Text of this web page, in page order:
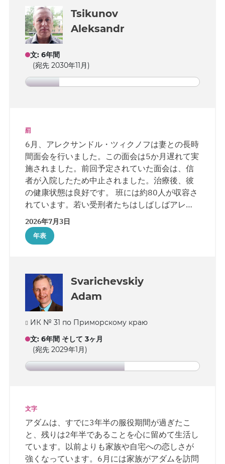
Tsikunov
Aleksandr
文: 6年間
(宛先 2030年11月)
罰
6月、アレクサンドル・ツィクノフは妻との長時
間面会を行いました。この面会は5か月遅れて実
施されました。前回予定されていた面会は、信
者が入院したため中止されました。治療後、彼
の健康状態は良好です。 班には約80人が収容さ
れています。若い受刑者たちはしばしばアレク
サンドルを「祖父」と呼び、年齢への敬意を表
しています。 信者の個人用聖書は依然として返
却されていません。 アレクサンドルの妻によれ
ています。彼らは定期的にアレクサンドルの様
子を気にかけ、挨拶や温かい言葉を伝えていま
す。
2026年7月3日
年表
Svarichevskiy
Adam
ИК № 31 по Приморскому краю
文: 6年間 そして 3ヶ月
(宛先 2029年1月)
文字
アダムは、すでに3年半の服役期間が過ぎたこ
と、残りは2年半であることを心に留めて生活し
ています。以前よりも家族や自宅への恋しさが
強くなっています。6月には家族がアダムを訪問